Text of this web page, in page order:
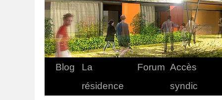
Blog
La
résidence
Forum Accès
syndic